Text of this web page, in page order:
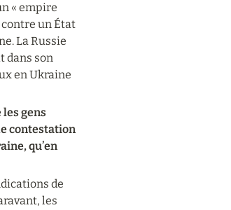
« empire
contre un État
La Russie
dans son
en Ukraine
gens
contestation
qu’en
de
les